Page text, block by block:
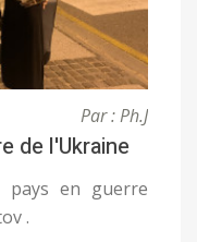
Par : Ph.J
de l'Ukraine
pays en guerre
.